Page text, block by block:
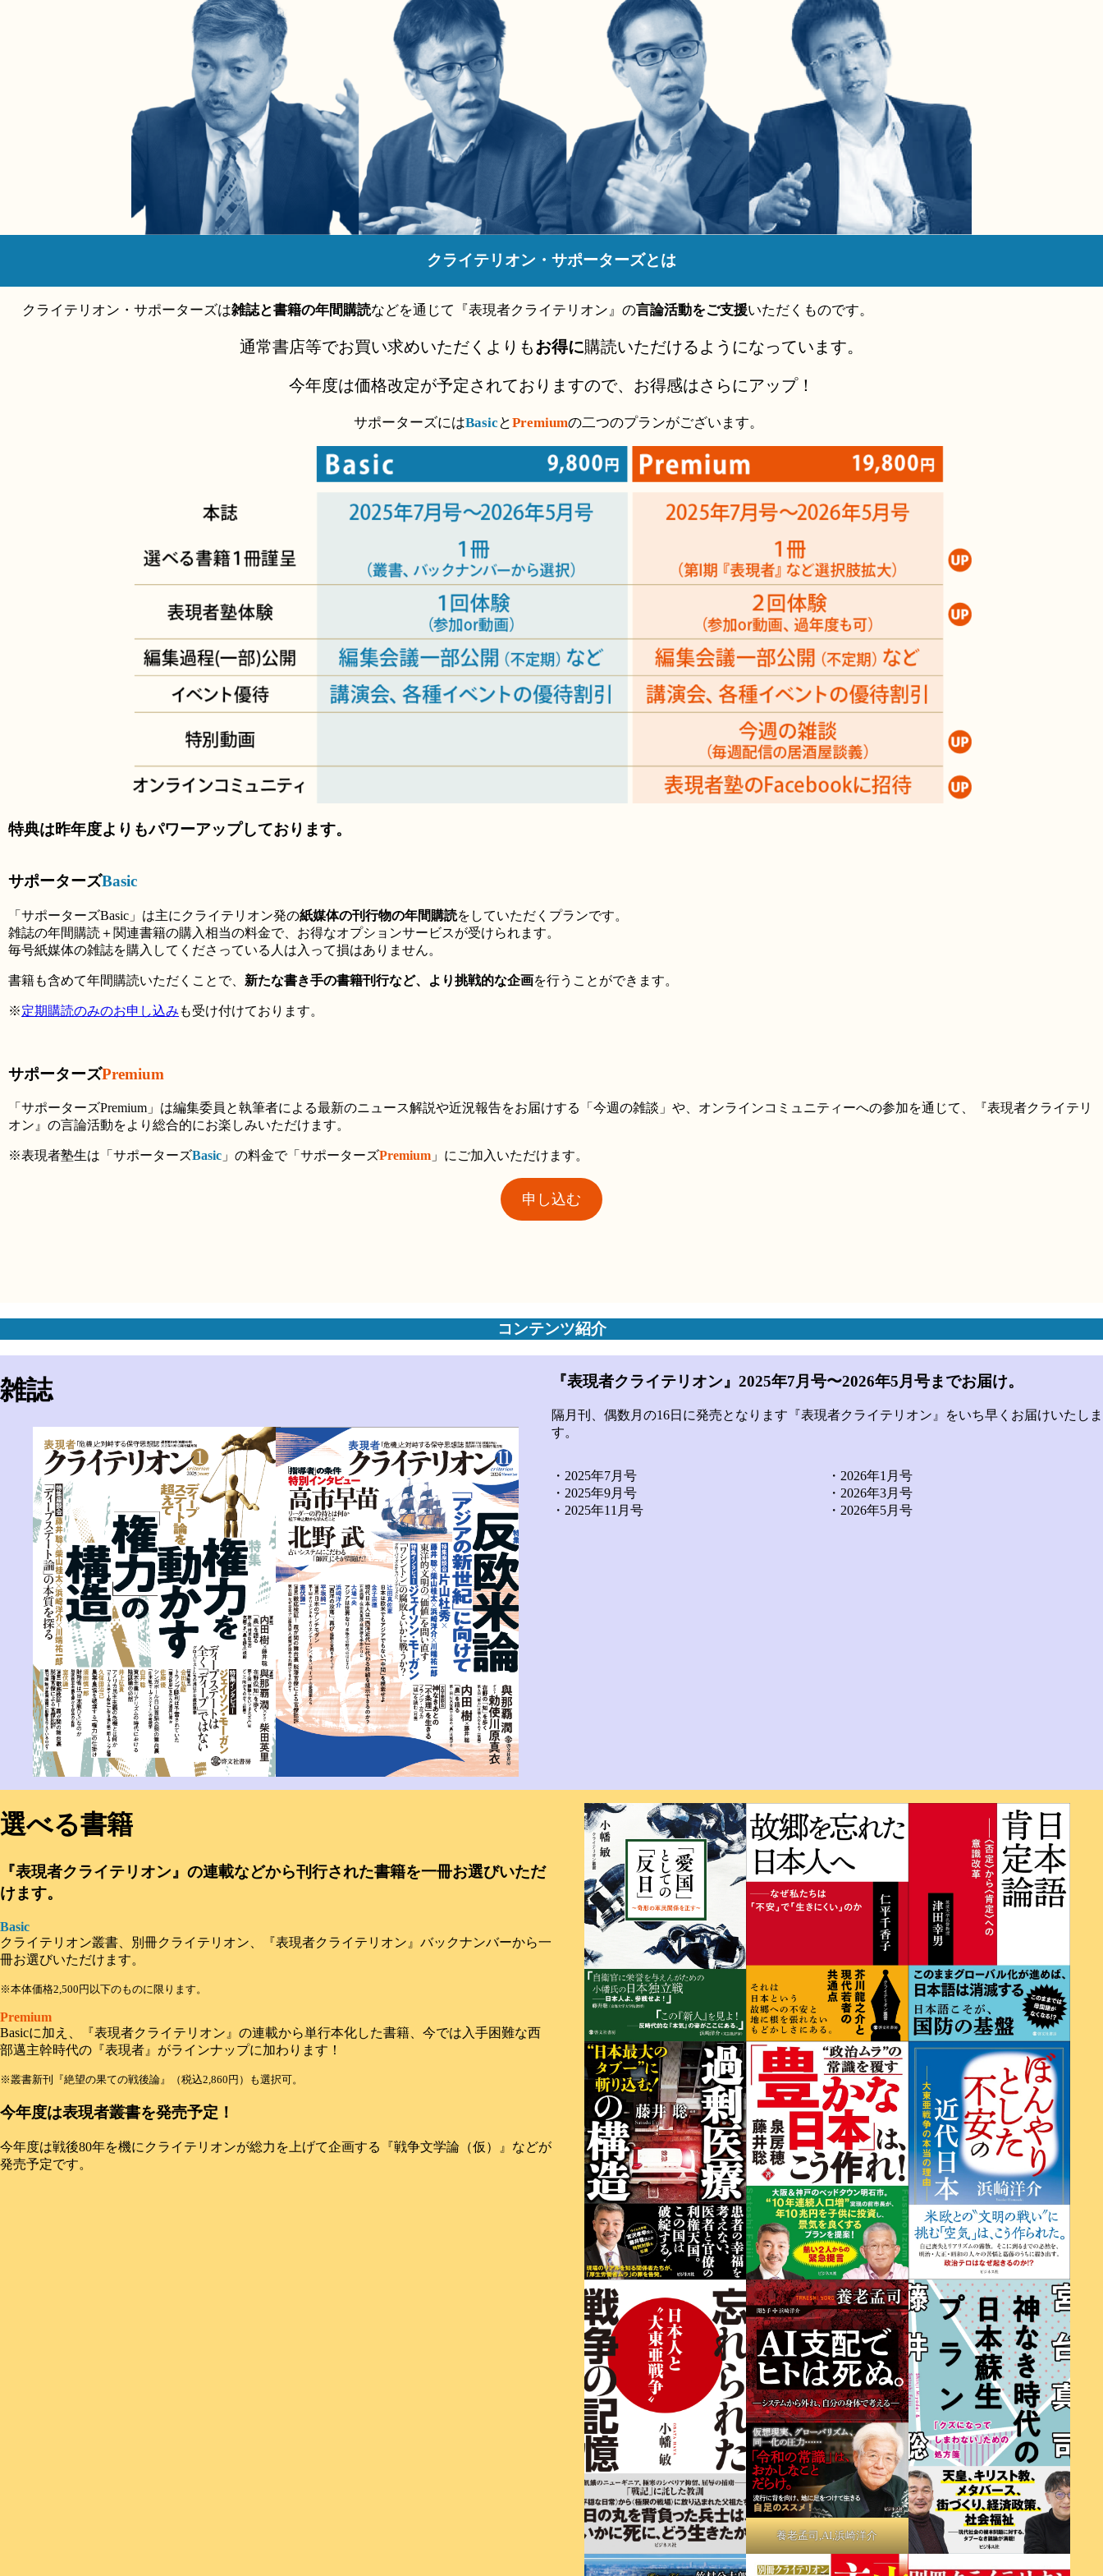
クライテリオン・サポーターズとは
クライテリオン・サポーターズは雑誌と書籍の年間購読などを通じて『表現者クライテリオン』の言論活動をご支援いただくものです。
通常書店等でお買い求めいただくよりもお得に購読いただけるようになっています。
今年度は価格改定が予定されておりますので、お得感はさらにアップ！
サポーターズにはBasic とPremiumの二つのプランがございます。
特典は昨年度よりもパワーアップしております。
サポーターズBasic
「サポーターズBasic」は主にクライテリオン発の紙媒体の刊行物の年間購読をしていただくプランです。
雑誌の年間購読＋関連書籍の購入相当の料金で、お得なオプションサービスが受けられます。
毎号紙媒体の雑誌を購入してくださっている人は入って損はありません。
書籍も含めて年間購読いただくことで、 新たな書き手の書籍刊行など、より挑戦的な企画を行うことができます。
※定期購読のみのお申し込み も受け付けております。
サポーターズPremium
「サポーターズPremium」は編集委員と執筆者による最新のニュース解説や近況報告をお届けする「今週の雑談」や、オンラインコミュニティーへの参加を通じて、『表現者クライテリ
オン』の言論活動をより総合的にお楽しみいただけます。
※表現者塾生は「サポーターズBasic 」の料金で「サポーターズPremium 」にご加入いただけます。
申し込む
コンテンツ紹介
雑誌 『表現者クライテリオン』2025年7月号〜2026年5月号までお届け。
隔月刊、偶数月の16日に発売となります『表現者クライテリオン』をいち早くお届けいたしま
す。
・2025年7月号
・2025年9月号
・2025年11月号
・2026年1月号
・2026年3月号
・2026年5月号
選べる書籍
『表現者クライテリオン』の連載などから刊行された書籍を一冊お選びいただ
けます。
Basic
クライテリオン叢書、別冊クライテリオン、『表現者クライテリオン』バックナンバーから一
冊お選びいただけます。
※本体価格2,500円以下のものに限ります。
Premium
Basicに加え、『表現者クライテリオン』の連載から単行本化した書籍、今では入手困難な西
部邁主幹時代の『表現者』がラインナップに加わります！
※叢書新刊『絶望の果ての戦後論』（税込2,860円）も選択可。
今年度は表現者叢書を発売予定！
今年度は戦後80年を機にクライテリオンが総力を上げて企画する『戦争文学論（仮）』などが
発売予定です。
養老孟司,AI,浜崎洋介